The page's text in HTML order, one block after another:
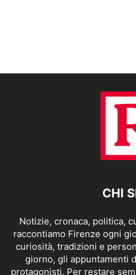
CHI
Notizie, cronaca, politica,
raccontiamo Firenze ogni
curiosità, tradizioni e
giorno, gli appuntamenti
protagonisti. Per restare